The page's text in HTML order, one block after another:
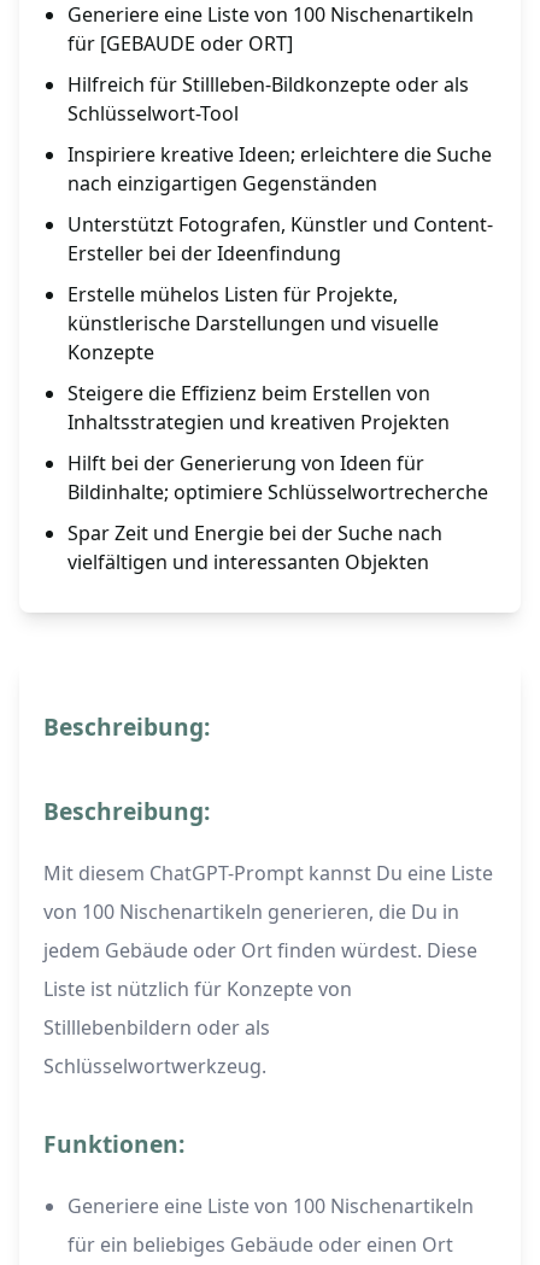
Generiere eine Liste von 100 Nischenartikeln
für [GEBAUDE oder ORT]
Hilfreich für Stillleben-Bildkonzepte oder als
Schlüsselwort-Tool
Inspiriere kreative Ideen; erleichtere die Suche
nach einzigartigen Gegenständen
Unterstützt Fotografen, Künstler und Content-
Ersteller bei der Ideenfindung
Erstelle mühelos Listen für Projekte,
künstlerische Darstellungen und visuelle
Konzepte
Steigere die Effizienz beim Erstellen von
Inhaltsstrategien und kreativen Projekten
Hilft bei der Generierung von Ideen für
Bildinhalte; optimiere Schlüsselwortrecherche
Spar Zeit und Energie bei der Suche nach
vielfältigen und interessanten Objekten
Beschreibung:
Beschreibung:
Mit diesem ChatGPT-Prompt kannst Du eine Liste
von 100 Nischenartikeln generieren, die Du in
jedem Gebäude oder Ort finden würdest. Diese
Liste ist nützlich für Konzepte von
Stilllebenbildern oder als
Schlüsselwortwerkzeug.
Funktionen:
Generiere eine Liste von 100 Nischenartikeln
für ein beliebiges Gebäude oder einen Ort